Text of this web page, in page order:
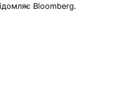
Bloomberg.